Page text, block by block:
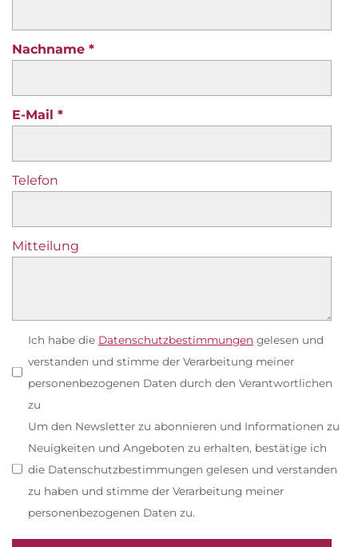
Nachname
E-Mail
Telefon
Mitteilung
Ich habe die Datenschutzbestimmungen gelesen und
verstanden und stimme der Verarbeitung meiner
personenbezogenen Daten durch den Verantwortlichen
zu
Um den Newsletter zu abonnieren und Informationen zu
Neuigkeiten und Angeboten zu erhalten, bestätige ich
die Datenschutzbestimmungen gelesen und verstanden
zu haben und stimme der Verarbeitung meiner
personenbezogenen Daten zu.